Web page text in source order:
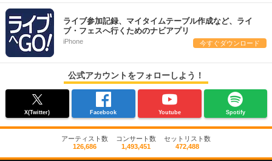
ライブ参加記録、マイタイムテーブル作成など、ライ
ブ・フェスへ行くためのナビアプリ
iPhone 今すぐダウンロード
公式アカウントをフォローしよう！
X(Twitter) Facebook Youtube Spotify
アーティスト数
126,686
コンサート数
1,493,451
セットリスト数
472,488